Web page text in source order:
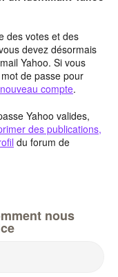
des votes et des
devez désormais
Yahoo. Si vous
mot de passe pour
compte.
Yahoo valides,
des publications,
du forum de
nous